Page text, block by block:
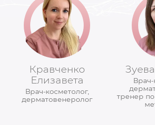
Кравченко
Елизавета
Врач-косметолог,
дерматовенеролог
Врач-
тренер